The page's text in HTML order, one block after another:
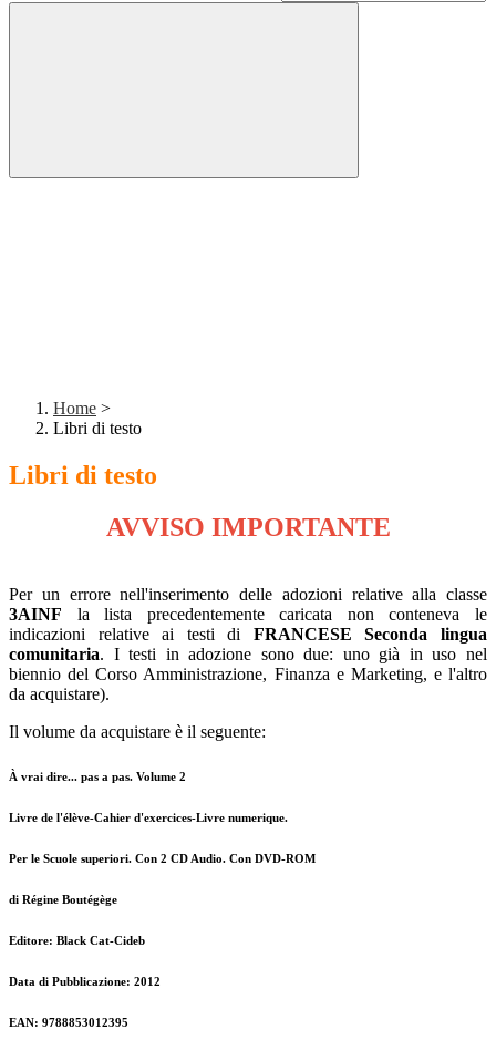
Home >
Libri di testo
Libri di testo
AVVISO IMPORTANTE
Per un errore nell'inserimento delle adozioni relative alla classe
3AINF la lista precedentemente caricata non conteneva le
indicazioni relative ai testi di FRANCESE
Seconda lingua
comunitaria. I testi in adozione sono due: uno già in uso nel
biennio del Corso Amministrazione, Finanza e Marketing, e l'altro
da acquistare).
Il volume da acquistare è il seguente:
À vrai dire... pas a pas. Volume 2
Livre de l'élève-Cahier d'exercices-Livre numerique.
Per le Scuole superiori. Con 2 CD Audio. Con DVD-ROM
di Régine Boutégège
Editore: Black Cat-Cideb
Data di Pubblicazione: 2012
EAN: 9788853012395